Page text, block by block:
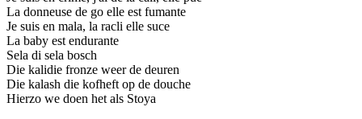
La donneuse de go elle est fumante
Je suis en mala, la racli elle suce
La baby est endurante
Sela di sela bosch
Die kalidie fronze weer de deuren
Die kalash die kofheft op de douche
Hierzo we doen het als Stoya